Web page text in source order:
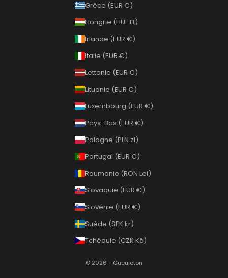
Grèce (EUR €)
Hongrie (HUF Ft)
Irlande (EUR €)
Italie (EUR €)
Lettonie (EUR €)
Lituanie (EUR €)
Luxembourg (EUR €)
Pays-Bas (EUR €)
Pologne (PLN zł)
Portugal (EUR €)
Roumanie (RON Lei)
Slovaquie (EUR €)
Slovénie (EUR €)
Suède (SEK kr)
Tchéquie (CZK Kč)
© 2026 - Gueuleton